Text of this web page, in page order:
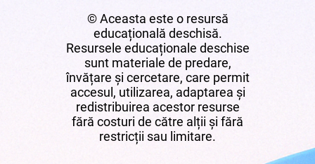
© Aceasta este o resursă
educațională deschisă.
Resursele educaționale deschise
sunt materiale de predare,
învățare și cercetare, care permit
accesul, utilizarea, adaptarea și
redistribuirea acestor resurse
fără costuri de către alții și fără
restricții sau limitare.